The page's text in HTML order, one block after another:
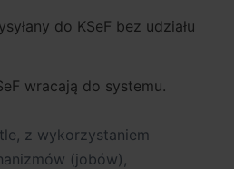
do KSeF bez udziału
wracają do systemu.
z wykorzystaniem
(jobów),